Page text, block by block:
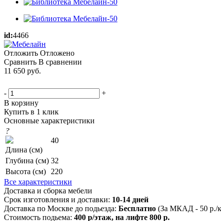
id:4466
Отложить Отложено
Сравнить В сравнении
11 650 руб.
-
+
В корзину
Купить в 1 клик
Основные характеристики
?
Длина (см)
40
Глубина (см) 32
Высота (см)
220
Все характеристики
Доставка и сборка мебели
Срок изготовления и доставки: 10-14 дней
Доставка по Москве до подьезда: Бесплатно (За МКАД - 50 р./
Стоимость подьема: 400 р/этаж, на лифте 800 р.